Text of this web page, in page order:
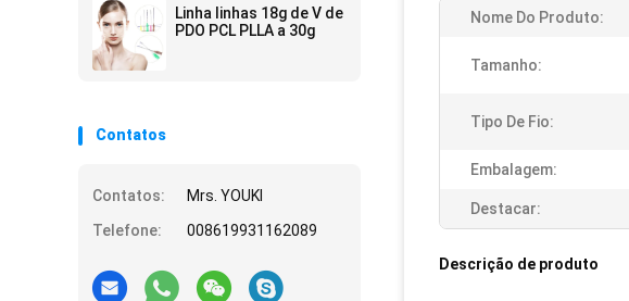
Linha linhas 18g de V de
PDO PCL PLLA a 30g
Contatos
Contatos:
Mrs. YOUKI
Telefone:
008619931162089
Nome Do Produto:
Tamanho:
Tipo De Fio:
Embalagem:
Destacar:
Descrição de produto